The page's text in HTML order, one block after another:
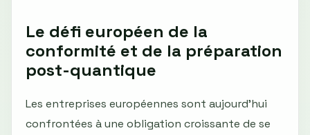
Le défi européen de la
conformité et de la préparation
post-quantique
Les entreprises européennes sont aujourd’hui
confrontées à une obligation croissante de se